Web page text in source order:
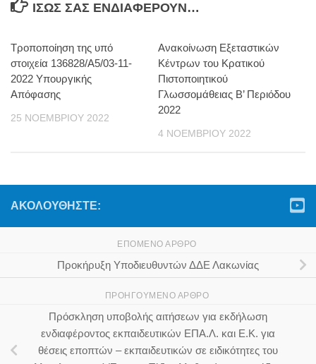
ΊΣΩΣ ΣΑΣ ΕΝΔΙΑΦΈΡΟΥΝ…
Τροποποίηση της υπό
στοιχεία 136828/Α5/03-11-
2022 Υπουργικής
Απόφασης
25 ΝΟΕΜΒΡΊΟΥ 2022
Ανακοίνωση Εξεταστικών
Κέντρων του Κρατικού
Πιστοποιητικού
Γλωσσομάθειας Β’ Περιόδου
2022
4 ΝΟΕΜΒΡΊΟΥ 2022
ΑΚΟΛΟΥΘΉΣΤΕ:
ΕΠΌΜΕΝΟ ΆΡΘΡΟ
Προκήρυξη Υποδιευθυντών ΔΔΕ Λακωνίας
ΠΡΟΗΓΟΎΜΕΝΟ ΆΡΘΡΟ
Πρόσκληση υποβολής αιτήσεων για εκδήλωση
ενδιαφέροντος εκπαιδευτικών ΕΠΑ.Λ. και Ε.Κ. για
θέσεις εποπτών – εκπαιδευτικών σε ειδικότητες του